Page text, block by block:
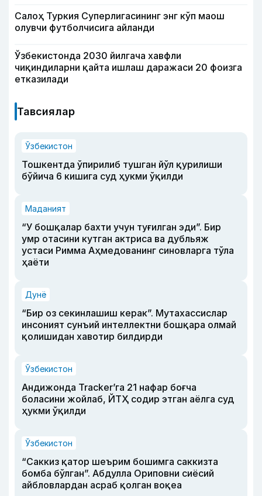
Салоҳ Туркия Суперлигасининг энг кўп маош
олувчи футболчисига айланди
Ўзбекистонда 2030 йилгача хавфли
чиқиндиларни қайта ишлаш даражаси 20 фоизга
етказилади
Тавсиялар
Ўзбекистон
Тошкентда ўпирилиб тушган йўл қурилиши
бўйича 6 кишига суд ҳукми ўқилди
Маданият
“У бошқалар бахти учун туғилган эди”. Бир
умр отасини кутган актриса ва дубльяж
устаси Римма Аҳмедованинг синовларга тўла
ҳаёти
Дунё
“Бир оз секинлашиш керак”. Мутахассислар
инсоният сунъий интеллектни бошқара олмай
қолишидан хавотир билдирди
Ўзбекистон
Андижонда Tracker’га 21 нафар боғча
боласини жойлаб, ЙТҲ содир этган аёлга суд
ҳукми ўқилди
Ўзбекистон
“Саккиз қатор шеърим бошимга саккизта
бомба бўлган”. Абдулла Ориповни сиёсий
айбловлардан асраб қолган воқеа